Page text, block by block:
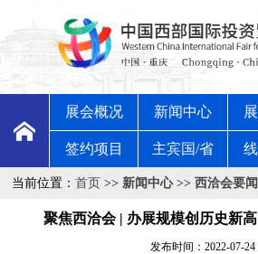
展会概况 新闻中心
签约项目 主宾国/省
当前位置：首页 >> 新闻中心 >> 西洽会要闻
聚焦西洽会 | 办展规模创历史新
发布时间：2022-07-24